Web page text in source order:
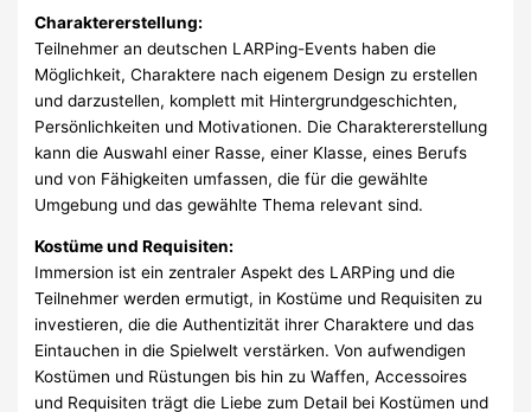
Charaktererstellung:
Teilnehmer an deutschen LARPing-Events haben die
Möglichkeit, Charaktere nach eigenem Design zu erstellen
und darzustellen, komplett mit Hintergrundgeschichten,
Persönlichkeiten und Motivationen. Die Charaktererstellung
kann die Auswahl einer Rasse, einer Klasse, eines Berufs
und von Fähigkeiten umfassen, die für die gewählte
Umgebung und das gewählte Thema relevant sind.
Kostüme und Requisiten:
Immersion ist ein zentraler Aspekt des LARPing und die
Teilnehmer werden ermutigt, in Kostüme und Requisiten zu
investieren, die die Authentizität ihrer Charaktere und das
Eintauchen in die Spielwelt verstärken. Von aufwendigen
Kostümen und Rüstungen bis hin zu Waffen, Accessoires
und Requisiten trägt die Liebe zum Detail bei Kostümen und